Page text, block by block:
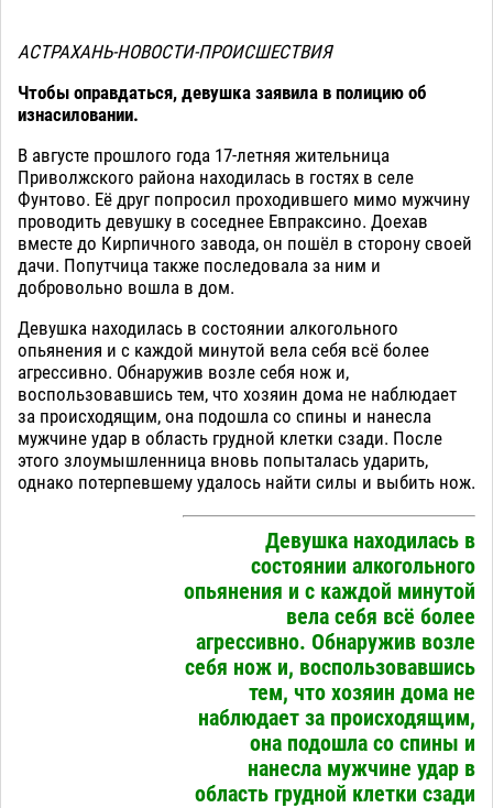
АСТРАХАНЬ-НОВОСТИ-ПРОИСШЕСТВИЯ
Чтобы оправдаться, девушка заявила в полицию об
изнасиловании.
В августе прошлого года 17-летняя жительница
Приволжского района находилась в гостях в селе
Фунтово. Её друг попросил проходившего мимо мужчину
проводить девушку в соседнее Евпраксино. Доехав
вместе до Кирпичного завода, он пошёл в сторону своей
дачи. Попутчица также последовала за ним и
добровольно вошла в дом.
Девушка находилась в состоянии алкогольного
опьянения и с каждой минутой вела себя всё более
агрессивно. Обнаружив возле себя нож и,
воспользовавшись тем, что хозяин дома не наблюдает
за происходящим, она подошла со спины и нанесла
мужчине удар в область грудной клетки сзади. После
этого злоумышленница вновь попыталась ударить,
однако потерпевшему удалось найти силы и выбить нож.
Девушка находилась в
состоянии алкогольного
опьянения и с каждой минутой
вела себя всё более
агрессивно. Обнаружив возле
себя нож и, воспользовавшись
тем, что хозяин дома не
наблюдает за происходящим,
она подошла со спины и
нанесла мужчине удар в
область грудной клетки сзади